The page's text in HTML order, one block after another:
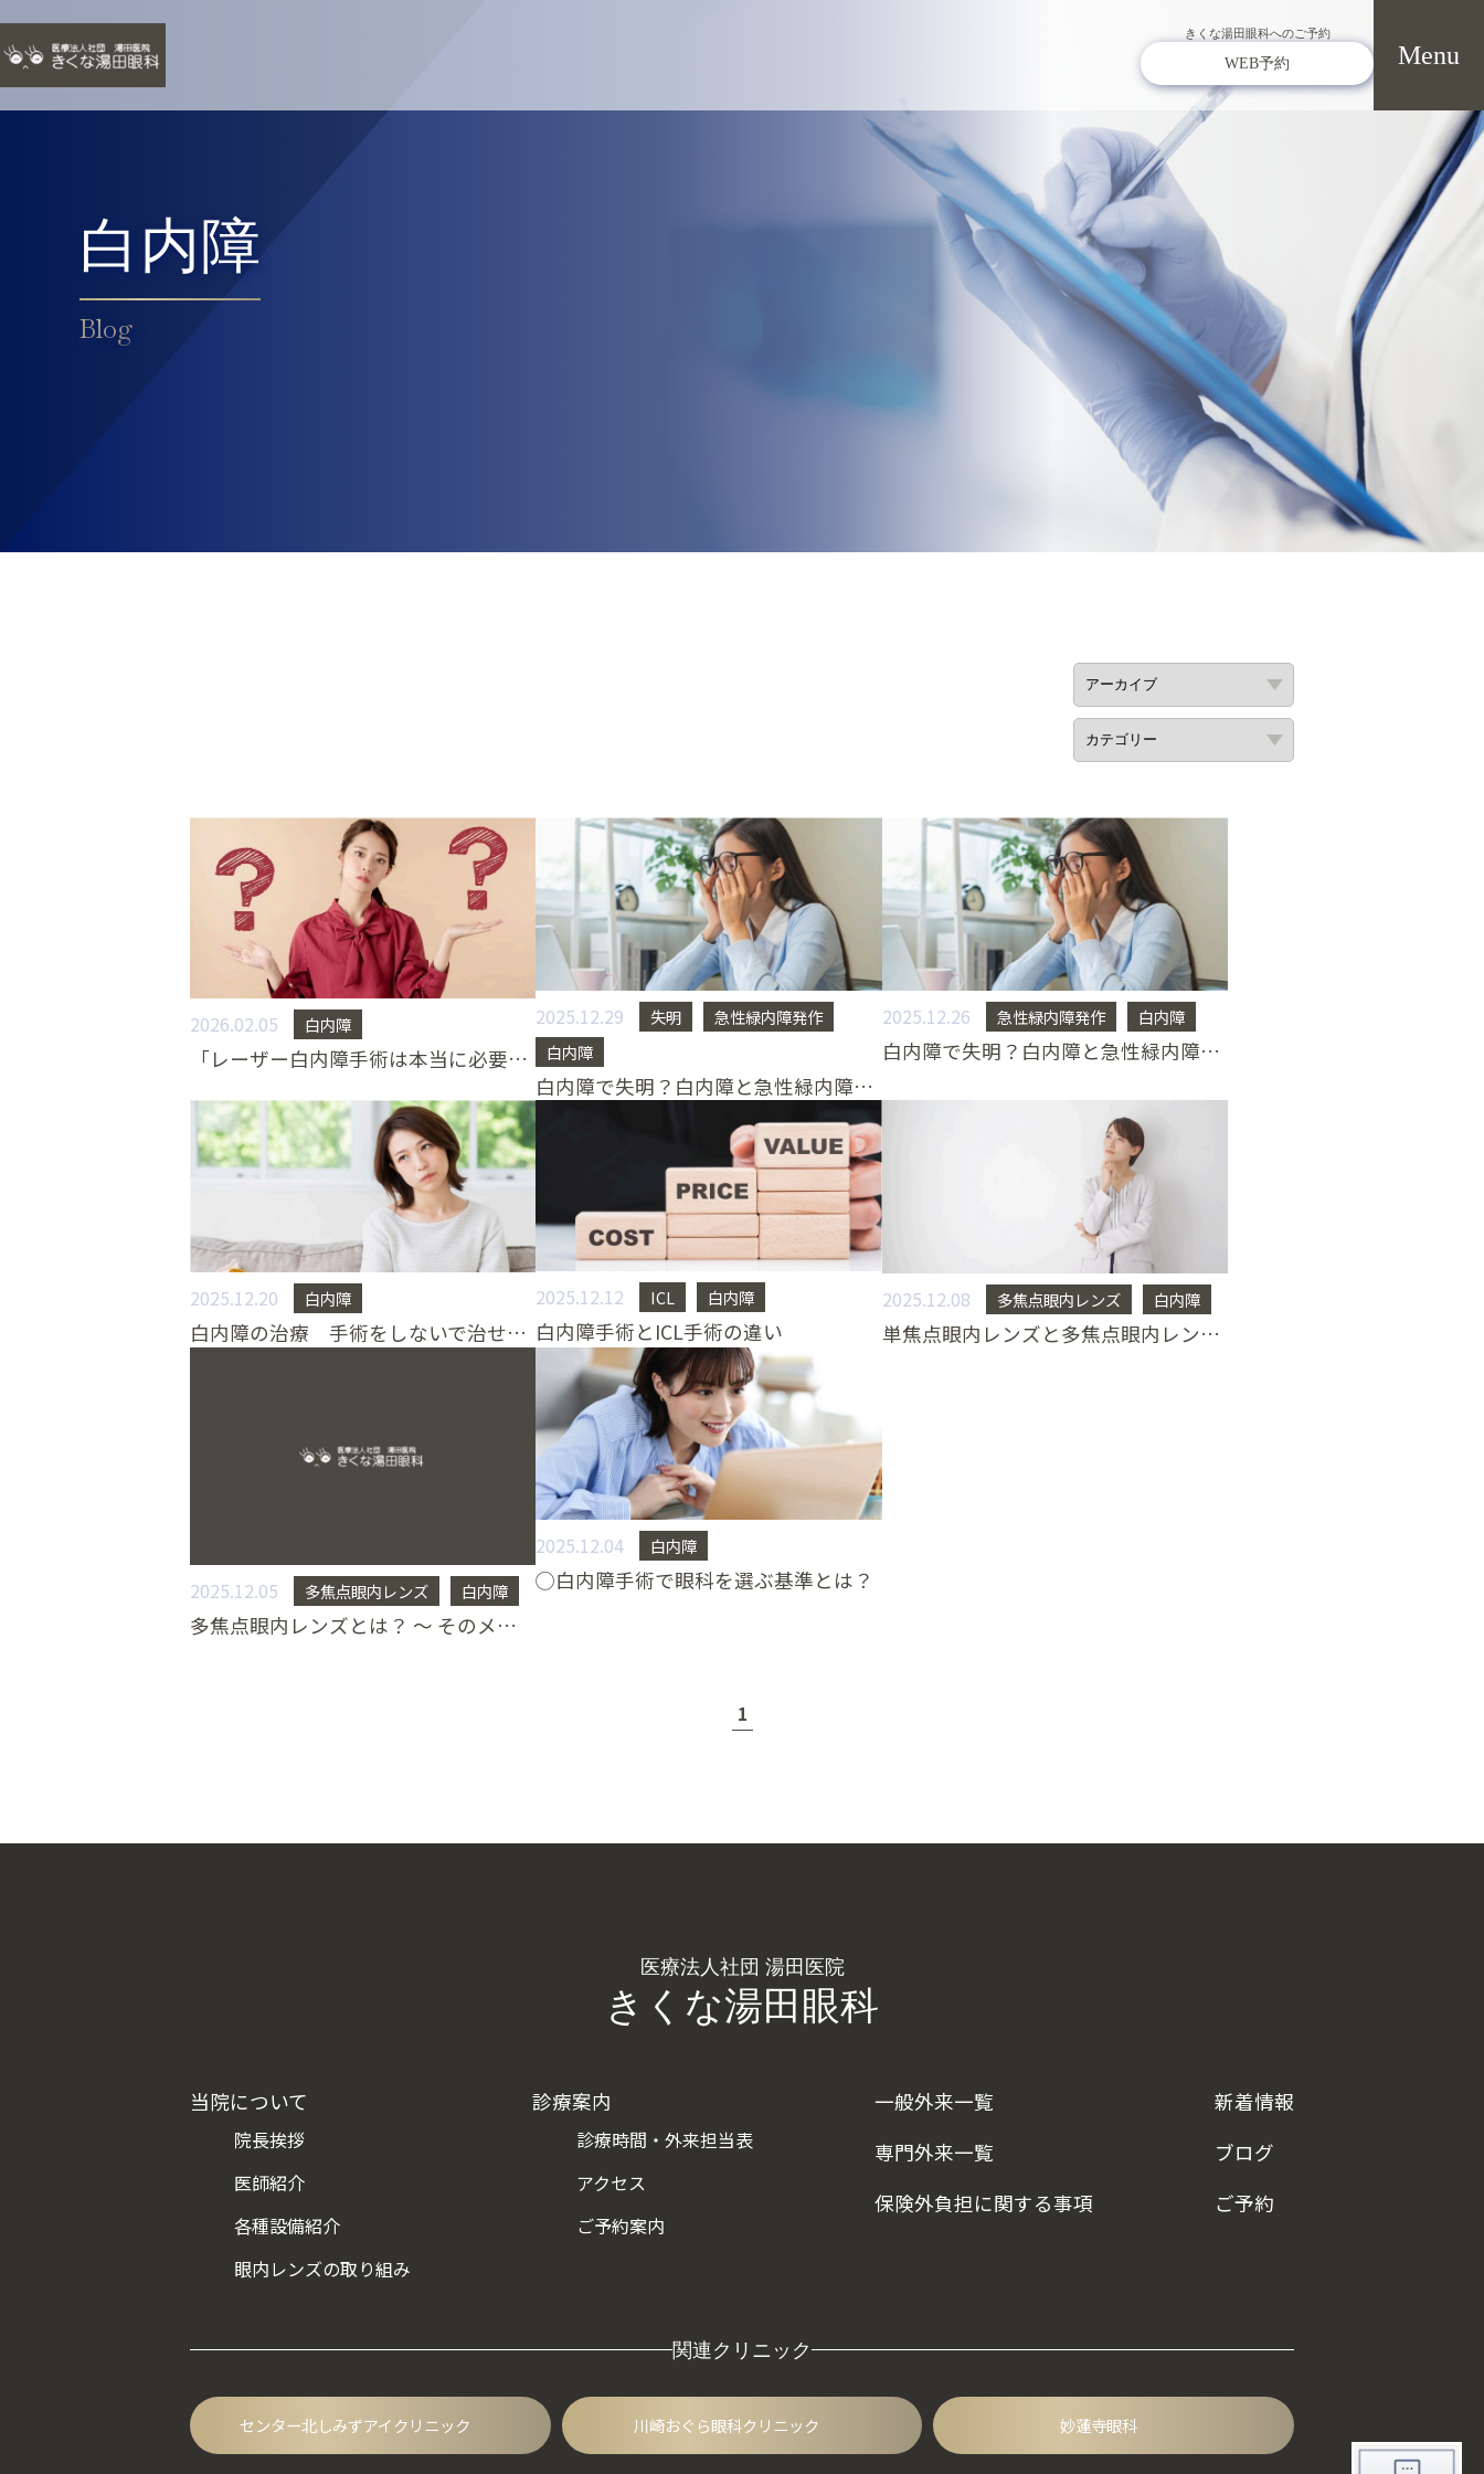
きくな湯田眼科へのご予約
WEB予約
白内障
Blog
2026.02.05 白内障
「レーザー白内障手術は本当に必要か？」最新研究が示す意外な事実
2025.12.29 失明
急性緑内障発作
白内障
白内障で失明？白内障と急性緑内障発作PART2
2025.12.26 急性緑内障発作 白内障
白内障で失明？白内障と急性緑内障発作PART1
2025.12.20 白内障
白内障の治療 手術をしないで治せる？
2025.12.12 ICL 白内障
白内障手術とICL手術の違い
2025.12.08 多焦点眼内レンズ 白内障
単焦点眼内レンズと多焦点眼内レンズの違いは？
2025.12.05 多焦点眼内レンズ 白内障
多焦点眼内レンズとは？ 〜 そのメリットと選択時の考慮点〜
2025.12.04 白内障
◯白内障手術で眼科を選ぶ基準とは？
1
医療法人社団 湯田医院
きくな湯田眼科
当院について
院長挨拶
医師紹介
各種設備紹介
眼内レンズの取り組み
診療案内
診療時間・外来担当表
アクセス
ご予約案内
一般外来一覧
専門外来一覧
保険外負担に関する事項
新着情報
ブログ
ご予約
関連クリニック
センター北しみずアイクリニック 川崎おぐら眼科クリニック 妙蓮寺眼科